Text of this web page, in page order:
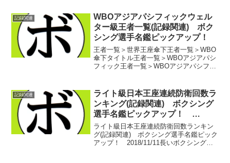
イトヘビー級世界王者 クラレッサ・シ
ールズ(米...
記録関連
WBOアジアパシフィックウェル
ター級王者一覧(記録関連) ボク
シング選手名鑑ピックアップ！
王者一覧＞世界王座傘下王者一覧＞WBO
傘下タイトル王者一覧＞WBOアジアパシ
フィック王者一覧＞WBOアジアパシフィ
ュリアン・ホランド(豪)第2代WBOアジア
パシフィ...
記録関連
ライト級日本王座連続防衛回数ラ
ンキング(記録関連) ボクシング
選手名鑑ピックアップ！
2018/11/11
ライト級日本王座連続防衛回数ランキン
グ(記録関連) ボクシング選手名鑑ピック
アップ！ 2018/11/11長いボクシングの